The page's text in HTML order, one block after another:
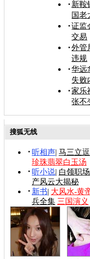
新鞍
国老
证监
交易
外管
违规
华远
失败
家乐
张不
搜狐无线
听相声| 马三立
珍珠翡翠白玉汤
听小说| 白领职
产风云大揭秘
新书| 大风水-黄
兵全集 三国演义